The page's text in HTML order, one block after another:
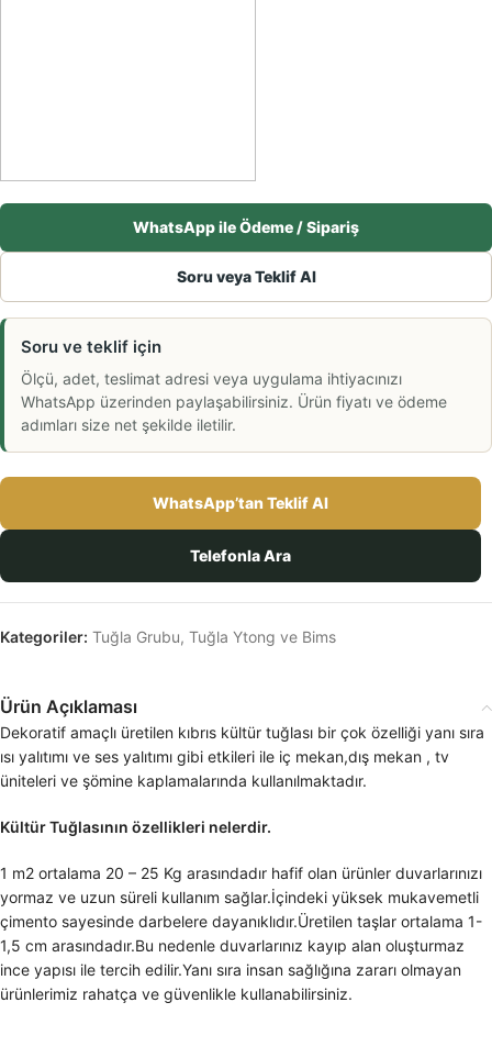
WhatsApp ile Ödeme / Sipariş
Soru veya Teklif Al
Soru ve teklif için
Ölçü, adet, teslimat adresi veya uygulama ihtiyacınızı
WhatsApp üzerinden paylaşabilirsiniz. Ürün fiyatı ve ödeme
adımları size net şekilde iletilir.
WhatsApp’tan Teklif Al
Telefonla Ara
Kategoriler: Tuğla Grubu, Tuğla Ytong ve Bims
Ürün Açıklaması
Dekoratif amaçlı üretilen kıbrıs kültür tuğlası bir çok özelliği yanı sıra
ısı yalıtımı ve ses yalıtımı gibi etkileri ile iç mekan,dış mekan , tv
üniteleri ve şömine kaplamalarında kullanılmaktadır.
Kültür Tuğlasının özellikleri nelerdir.
1 m2 ortalama 20 – 25 Kg arasındadır hafif olan ürünler duvarlarınızı
yormaz ve uzun süreli kullanım sağlar.İçindeki yüksek mukavemetli
çimento sayesinde darbelere dayanıklıdır.Üretilen taşlar ortalama 1-
1,5 cm arasındadır.Bu nedenle duvarlarınız kayıp alan oluşturmaz
ince yapısı ile tercih edilir.Yanı sıra insan sağlığına zararı olmayan
ürünlerimiz rahatça ve güvenlikle kullanabilirsiniz.